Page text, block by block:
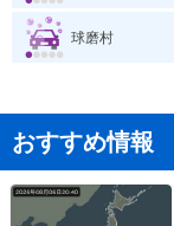
球磨村
おすすめ情報